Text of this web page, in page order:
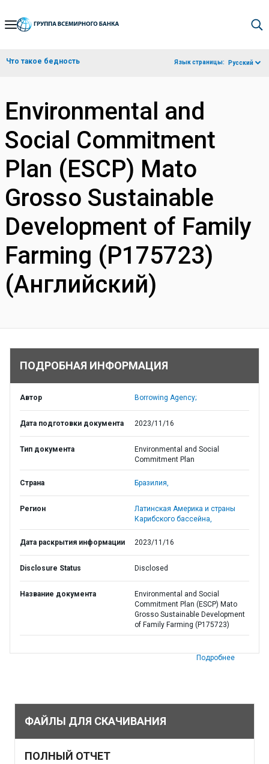
Skip
Navigation
Что такое бедность Язык страницы: Русский
Environmental and
Social Commitment
Plan (ESCP) Mato
Grosso Sustainable
Development of Family
Farming (P175723)
(Английский)
ПОДРОБНАЯ ИНФОРМАЦИЯ
Автор Borrowing Agency;
Дата подготовки документа 2023/11/16
Тип документа
Environmental and Social
Commitment Plan
Страна Бразилия,
Регион
Латинская Америка и страны
Карибского бассейна,
Дата раскрытия информации 2023/11/16
Disclosure Status Disclosed
Название документа
Environmental and Social
Commitment Plan (ESCP) Mato
Grosso Sustainable Development
of Family Farming (P175723)
Подробнее
ФАЙЛЫ ДЛЯ СКАЧИВАНИЯ
ПОЛНЫЙ ОТЧЕТ